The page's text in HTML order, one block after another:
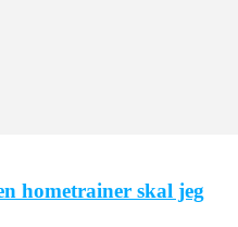
hometrainer skal jeg